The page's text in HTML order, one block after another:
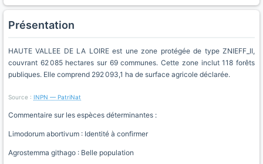
Présentation
HAUTE VALLEE DE LA LOIRE est une zone protégée de type ZNIEFF_II,
couvrant 62 085 hectares sur 69 communes. Cette zone inclut 118 forêts
publiques. Elle comprend 292 093,1 ha de surface agricole déclarée.
Source : INPN — PatriNat
Commentaire sur les espèces déterminantes :
Limodorum abortivum : Identité à confirmer
Agrostemma githago : Belle population